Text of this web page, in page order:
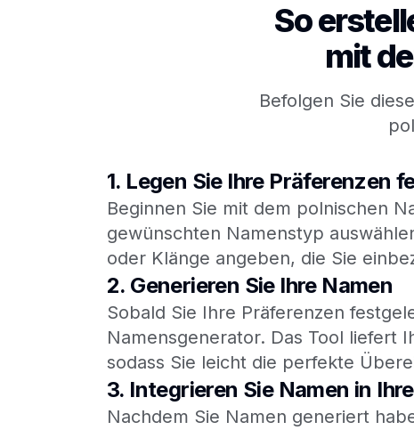
So
mit
Befolgen Sie
1. Legen Sie Ihre Präferenzen
Beginnen Sie mit dem polnischen
gewünschten Namenstyp
oder Klänge angeben, die Sie
2. Generieren Sie Ihre Namen
Sobald Sie Ihre Präferenzen
Namensgenerator. Das Tool liefert
sodass Sie leicht die perfekte
3. Integrieren Sie Namen in
Nachdem Sie Namen generiert